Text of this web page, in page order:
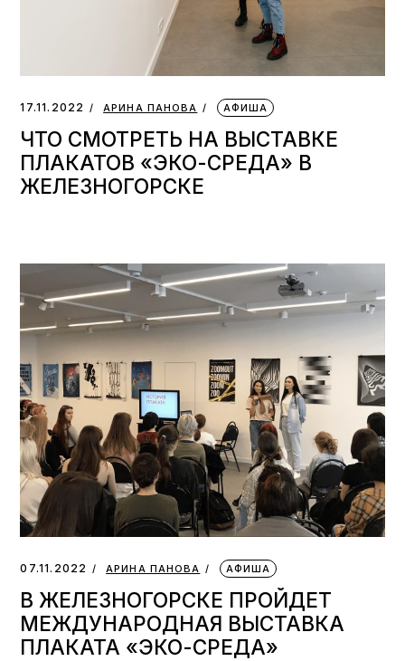
17.11.2022 АРИНА ПАНОВА АФИША
ЧТО СМОТРЕТЬ НА ВЫСТАВКЕ
ПЛАКАТОВ «ЭКО-СРЕДА» В
ЖЕЛЕЗНОГОРСКЕ
07.11.2022 АРИНА ПАНОВА АФИША
В ЖЕЛЕЗНОГОРСКЕ ПРОЙДЕТ
МЕЖДУНАРОДНАЯ ВЫСТАВКА
ПЛАКАТА «ЭКО-СРЕДА»